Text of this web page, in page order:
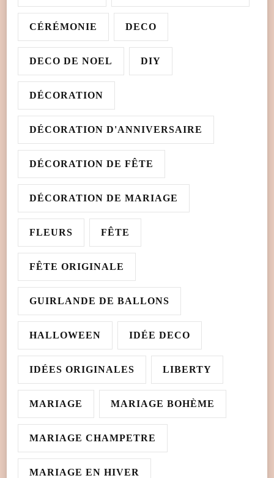
CÉRÉMONIE DECO
DECO DE NOEL DIY
DÉCORATION
DÉCORATION D'ANNIVERSAIRE
DÉCORATION DE FÊTE
DÉCORATION DE MARIAGE
FLEURS FÊTE
FÊTE ORIGINALE
GUIRLANDE DE BALLONS
HALLOWEEN IDÉE DECO
IDÉES ORIGINALES LIBERTY
MARIAGE MARIAGE BOHÈME
MARIAGE CHAMPETRE
MARIAGE EN HIVER